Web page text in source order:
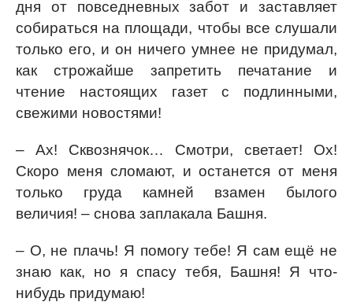
дня от повседневных забот и заставляет
собираться на площади, чтобы все слушали
только его, и он ничего умнее не придумал,
как строжайше запретить печатание и
чтение настоящих газет с подлинными,
свежими новостями!
– Ах! Сквознячок… Смотри, светает! Ох!
Скоро меня сломают, и останется от меня
только груда камней взамен былого
величия! – снова заплакала Башня.
– О, не плачь! Я помогу тебе! Я сам ещё не
знаю как, но я спасу тебя, Башня! Я что-
нибудь придумаю!